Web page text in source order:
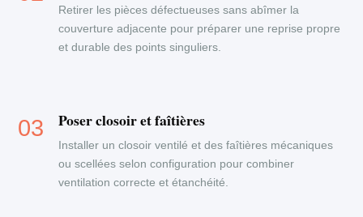
Retirer les pièces défectueuses sans abîmer la
couverture adjacente pour préparer une reprise propre
et durable des points singuliers.
Poser closoir et faîtières
Installer un closoir ventilé et des faîtières mécaniques
ou scellées selon configuration pour combiner
ventilation correcte et étanchéité.